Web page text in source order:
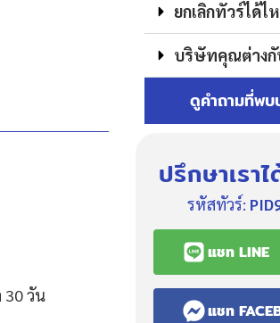
30 วัน
ยกเลิกทัวร์ได้ไ
บริษัทคุณต่างกั
ดูคำถามที่พ
ปรึกษาเรา
รหัสทัวร์:
แชท LINE
แชท